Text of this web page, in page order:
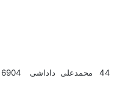
44 محمدعلی داداشی 6904